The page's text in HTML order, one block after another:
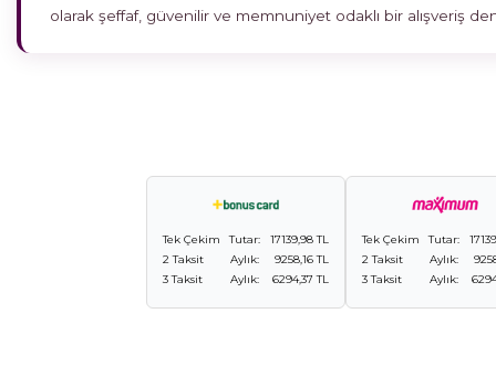
olarak şeffaf, güvenilir ve memnuniyet odaklı bir alışveriş
Tek Çekim Tutar:
17139,98 TL
2 Taksit
Aylık:
9258,16 TL
3 Taksit
Aylık: 6294,37 TL
Tek Çekim Tutar:
2 Taksit
Aylık:
3 Taksit
Aylık: